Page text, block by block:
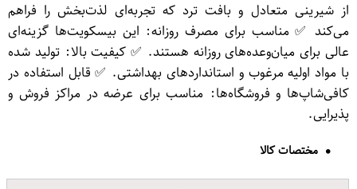
از شیرینی متعادل و بافت ترد که تجربه‌ای لذت‌بخش را فراهم
می‌کند ✅ مناسب برای مصرف روزانه: این بیسکویت‌ها گزینه‌ای
عالی برای میان‌وعده‌های روزانه هستند. ✅ کیفیت بالا: تولید شده
با مواد اولیه مرغوب و استانداردهای بهداشتی. ✅ قابل استفاده در
کافی‌شاپ‌ها و فروشگاه‌ها: مناسب برای عرضه در مراکز فروش و
پذیرایی.
مختصات کالا